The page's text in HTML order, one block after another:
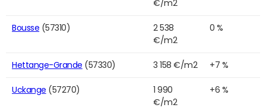
€/m2
Bousse (57310)
2 538
€/m2
0 %
Hettange-Grande (57330) 3 158 €/m2 +7 %
Uckange (57270)
1 990
€/m2
+6 %